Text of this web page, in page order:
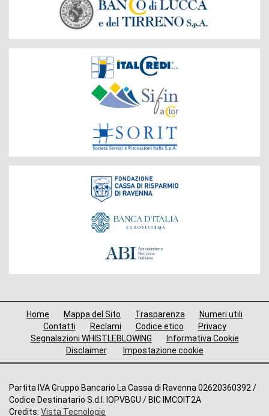
Fondazione
Menù
navigazione
Home Mappa del Sito Trasparenza
Numeri utili
Contatti
Reclami Codice etico
Privacy
Segnalazioni WHISTLEBLOWING
Informativa Cookie
Disclaimer
Impostazione cookie
Altre
informazioni
Partita IVA Gruppo Bancario La Cassa di Ravenna 02620360392 /
Codice Destinatario S.d.I. IOPVBGU / BIC IMCOIT2A
Credits: Vista Tecnologie